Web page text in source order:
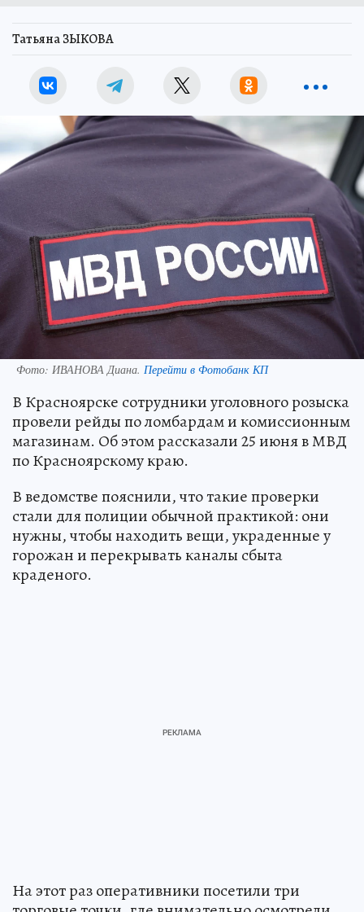
Татьяна ЗЫКОВА
Фото: ИВАНОВА Диана. Перейти в Фотобанк КП
В Красноярске сотрудники уголовного розыска
провели рейды по ломбардам и комиссионным
магазинам. Об этом рассказали 25 июня в МВД
по Красноярскому краю.
В ведомстве пояснили, что такие проверки
стали для полиции обычной практикой: они
нужны, чтобы находить вещи, украденные у
горожан и перекрывать каналы сбыта
краденого.
На этот раз оперативники посетили три